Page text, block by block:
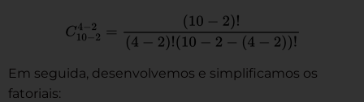
Em seguida, desenvolvemos e simplificamos os
fatoriais: